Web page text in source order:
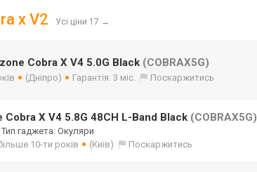
x V2 Усі ціни 17 →
Cobra X V4 5.0G Black (COBRAX5G)
(Дніпро) Гарантія: 3 міс. Поскаржитись
Cobra X V4 5.8G 48CH L-Band Black (COBRAX5G)
гаджета: Окуляри
10-ти років (Київ) Поскаржитись